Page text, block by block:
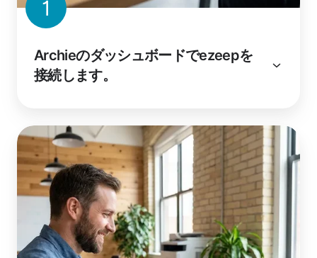
1
Archieのダッシュボードでezeepを
接続します。